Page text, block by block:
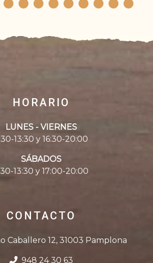
HORARIO
LUNES - VIERNES
13:30 y 16:30-20:00
SÁBADOS
13:30 y 17:00-20:00
CONTACTO
Caballero 12, 31003 Pamplona
948 24 30 63